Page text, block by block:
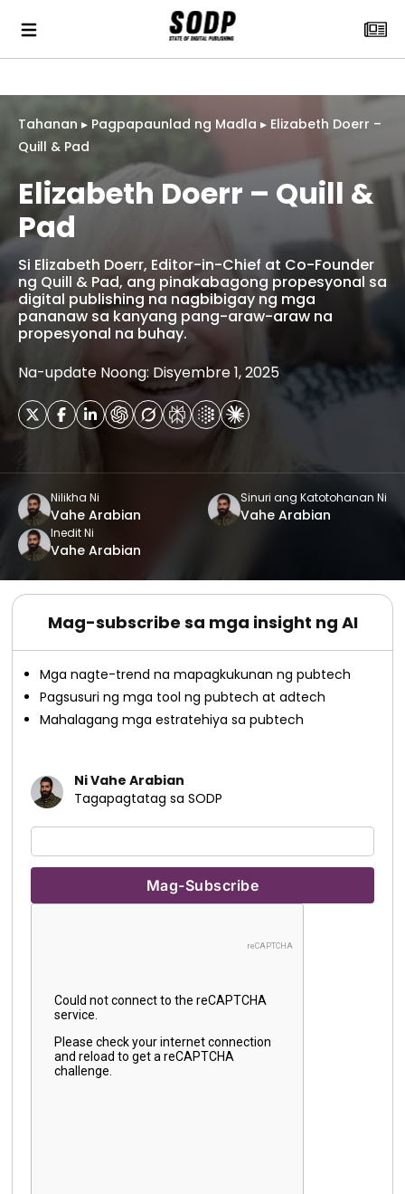
Tahanan ▸ Pagpapaunlad ng Madla ▸ Elizabeth Doerr –
Quill & Pad
Elizabeth Doerr – Quill &
Pad
Si Elizabeth Doerr, Editor-in-Chief at Co-Founder
ng Quill & Pad, ang pinakabagong propesyonal sa
digital publishing na nagbibigay ng mga
pananaw sa kanyang pang-araw-araw na
propesyonal na buhay.
Na-update Noong: Disyembre 1, 2025
Nilikha Ni
Vahe Arabian
Sinuri ang Katotohanan Ni
Vahe Arabian
Inedit Ni
Vahe Arabian
Mag-subscribe sa mga insight ng AI
Mga nagte-trend na mapagkukunan ng pubtech
Pagsusuri ng mga tool ng pubtech at adtech
Mahalagang mga estratehiya sa pubtech
Ni Vahe Arabian
Tagapagtatag sa SODP